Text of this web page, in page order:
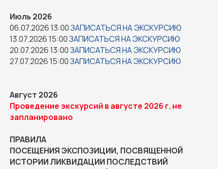
Июль 2026
06.07.2026 13:00ЗАПИСАТЬСЯ НА ЭКСКУРСИЮ
13.07.2026 15:00ЗАПИСАТЬСЯ НА ЭКСКУРСИЮ
20.07.2026 13:00ЗАПИСАТЬСЯ НА ЭКСКУРСИЮ
27.07.2026 15:00ЗАПИСАТЬСЯ НА ЭКСКУРСИЮ
Август 2026
Проведение экскурсий в августе 2026 г. не
запланировано
ПРАВИЛА
ПОСЕЩЕНИЯ ЭКСПОЗИЦИИ, ПОСВЯЩЕННОЙ
ИСТОРИИ ЛИКВИДАЦИИ ПОСЛЕДСТВИЙ